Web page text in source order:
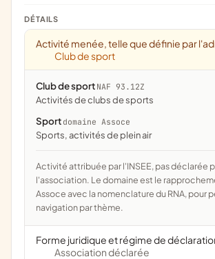
DÉTAILS
Activité menée, telle que définie par
Club de sport
Club de sport NAF 93.12Z
Activités de clubs de sports
Sport domaine Assoce
Sports, activités de plein air
Activité attribuée par l'INSEE, pas déclarée par
l'association. Le domaine est le
Assoce avec la nomenclature du RNA, pour
navigation par thème.
Forme juridique et régime de
Association déclarée